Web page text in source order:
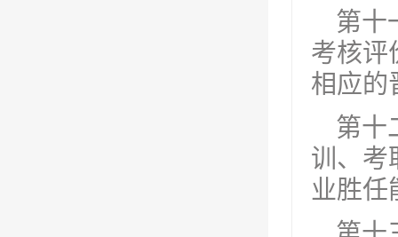
第十
考核评
相应的
第十
训、考
业胜任